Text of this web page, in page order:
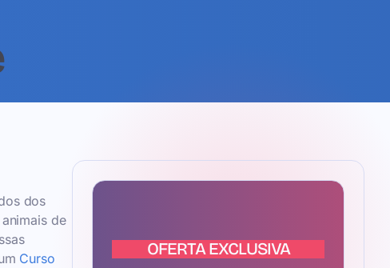
dos
de
Curso
OFERTA EXCLUSIVA